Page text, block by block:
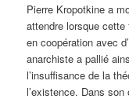
Pierre Kropotkine a
attendre lorsque cette
en coopération avec
anarchiste a pallié
l’insuffisance de la
l’existence. Dans son